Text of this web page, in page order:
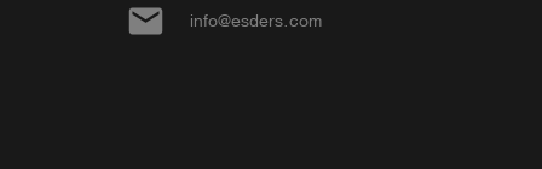
email info@esders.com